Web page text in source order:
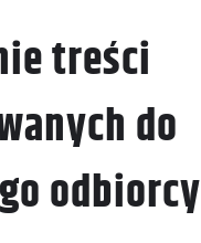
treści
do
odbiorcy